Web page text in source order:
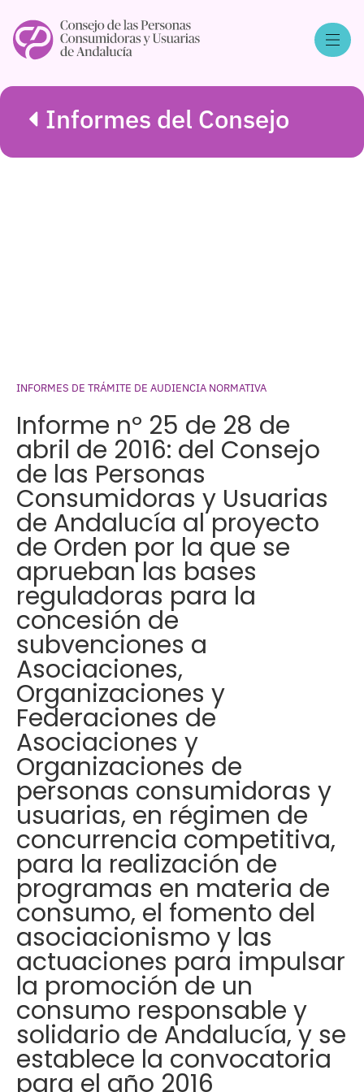
Informes del Consejo
INFORMES DE TRÁMITE DE AUDIENCIA NORMATIVA
Informe nº 25 de 28 de
abril de 2016: del Consejo
de las Personas
Consumidoras y Usuarias
de Andalucía al proyecto
de Orden por la que se
aprueban las bases
reguladoras para la
concesión de
subvenciones a
Asociaciones,
Organizaciones y
Federaciones de
Asociaciones y
Organizaciones de
personas consumidoras y
usuarias, en régimen de
concurrencia competitiva,
para la realización de
programas en materia de
consumo, el fomento del
asociacionismo y las
actuaciones para impulsar
la promoción de un
consumo responsable y
solidario de Andalucía, y se
establece la convocatoria
para el año 2016